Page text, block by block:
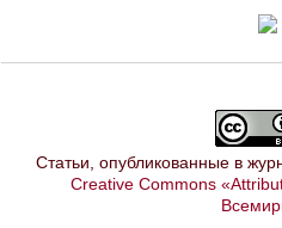
Статьи, опубликованные в
Creative Commons